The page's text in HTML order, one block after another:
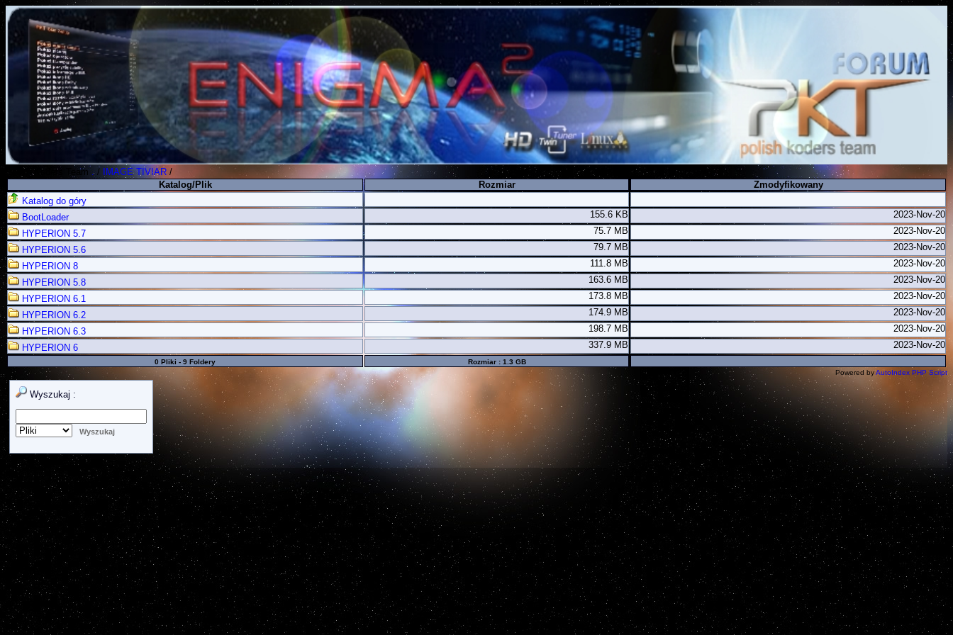
Polish Koders Team . / IMAGE TIVIAR /
Katalog/Plik
Rozmiar
Zmodyfikowany
Katalog do góry
BootLoader
155.6 KB
2023-Nov-20
HYPERION 5.7
75.7 MB
2023-Nov-20
HYPERION 5.6
79.7 MB
2023-Nov-20
HYPERION 8
111.8 MB
2023-Nov-20
HYPERION 5.8
163.6 MB
2023-Nov-20
HYPERION 6.1
173.8 MB
2023-Nov-20
HYPERION 6.2
174.9 MB
2023-Nov-20
HYPERION 6.3
198.7 MB
2023-Nov-20
HYPERION 6
337.9 MB 2023-Nov-20
0 Pliki - 9 Foldery
Rozmiar : 1.3 GB
Powered byAutoIndex PHP Script
Wyszukaj :